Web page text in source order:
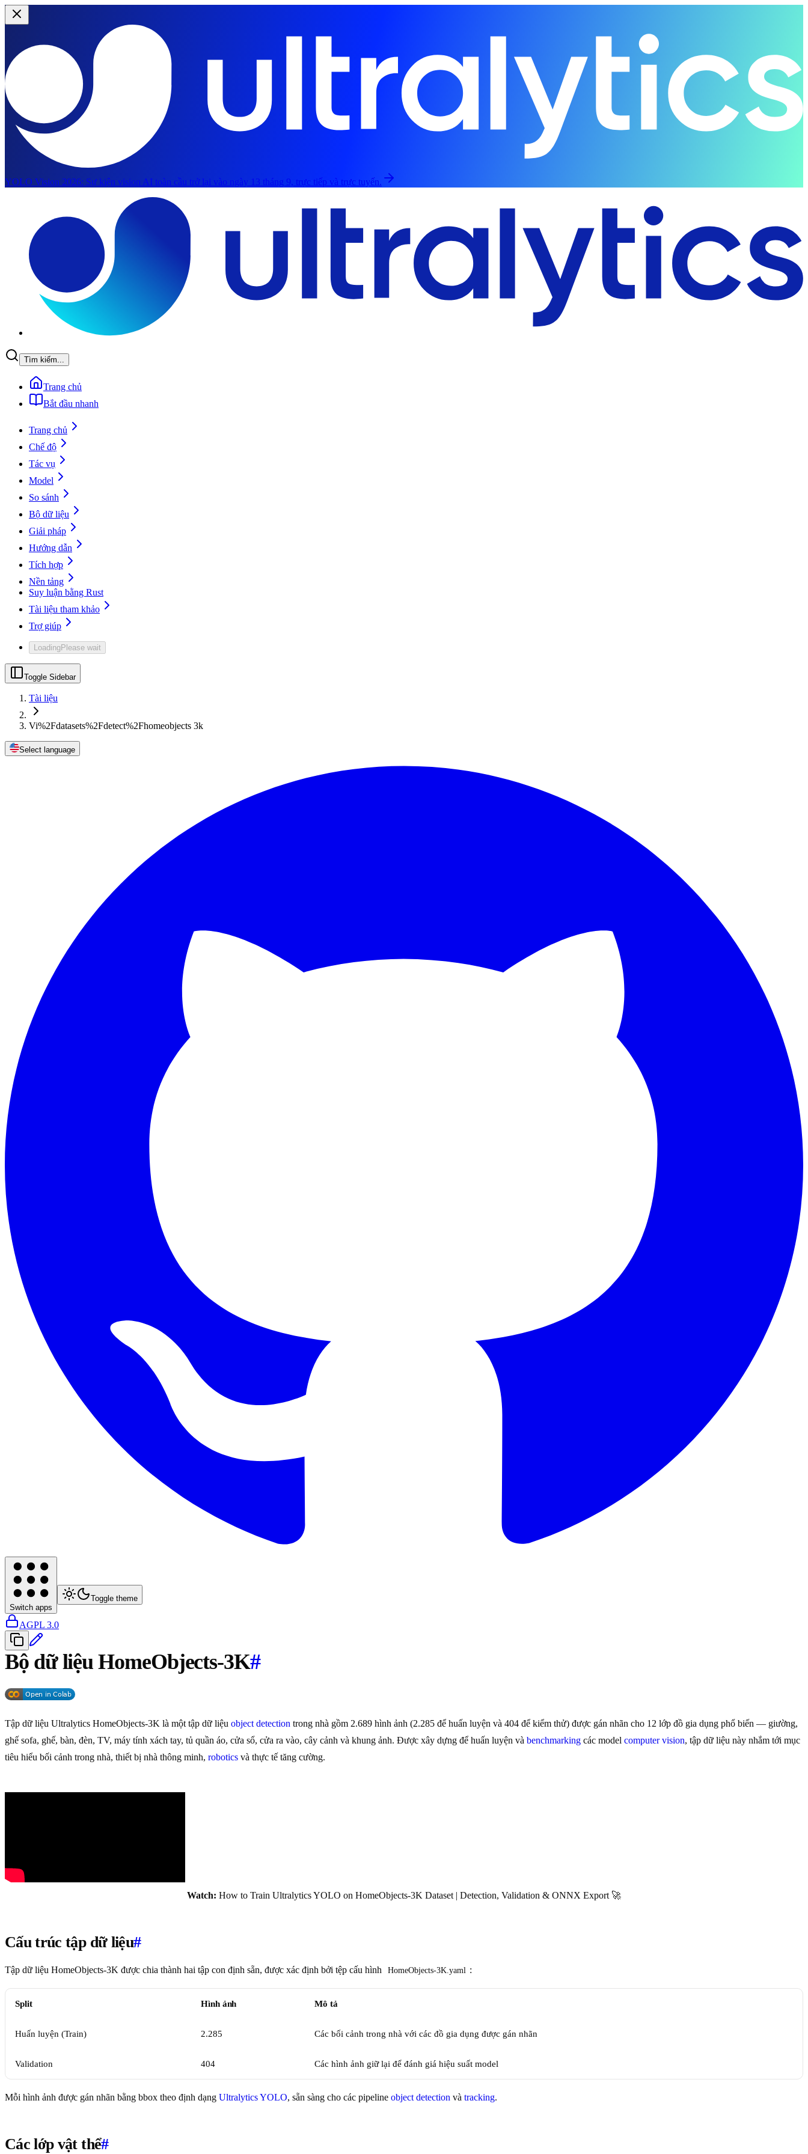
YOLO Vision 2026: Sự kiện vision AI toàn cầu trở lại vào ngày 13 tháng 9, trực tiếp và trực tuyến.
Tìm kiếm...
Trang chủ
Bắt đầu nhanh
Trang chủ
Chế độ
Tác vụ
Model
So sánh
Bộ dữ liệu
Giải pháp
Hướng dẫn
Tích hợp
Nền tảng
Suy luận bằng Rust
Tài liệu tham khảo
Trợ giúp
LoadingPlease wait
Toggle Sidebar
Tài liệu
Vi%2Fdatasets%2Fdetect%2Fhomeobjects 3k
Select language
Switch apps
Toggle theme
AGPL 3.0
Bộ dữ liệu HomeObjects-3K#
Tập dữ liệu Ultralytics HomeObjects-3K là một tập dữ liệu object detection trong nhà gồm 2.689 hình ảnh (2.285 để huấn luyện và 404 để kiểm thử) được gán nhãn cho 12 lớp đồ gia dụng phổ biến — giường,
ghế sofa, ghế, bàn, đèn, TV, máy tính xách tay, tủ quần áo, cửa sổ, cửa ra vào, cây cảnh và khung ảnh. Được xây dựng để huấn luyện và benchmarking các model computer vision, tập dữ liệu này nhắm tới mục
tiêu hiểu bối cảnh trong nhà, thiết bị nhà thông minh, robotics và thực tế tăng cường.
Watch: How to Train Ultralytics YOLO on HomeObjects-3K Dataset | Detection, Validation & ONNX Export 🚀
Cấu trúc tập dữ liệu#
Tập dữ liệu HomeObjects-3K được chia thành hai tập con định sẵn, được xác định bởi tệp cấu hình HomeObjects-3K.yaml :
Split Hình ảnh Mô tả
Huấn luyện (Train) 2.285 Các bối cảnh trong nhà với các đồ gia dụng được gán nhãn
Validation 404 Các hình ảnh giữ lại để đánh giá hiệu suất model
Mỗi hình ảnh được gán nhãn bằng bbox theo định dạng Ultralytics YOLO, sẵn sàng cho các pipeline object detection và tracking.
Các lớp vật thể#